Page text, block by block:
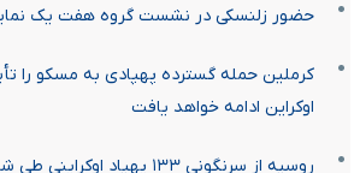
حضور زلنسکی در نشست گروه هفت یک
کرملین حمله گسترده پهپادی به مسکو را
اوکراین ادامه خواهد یافت
روسیه از سرنگونی ۱۳۳ پهپاد